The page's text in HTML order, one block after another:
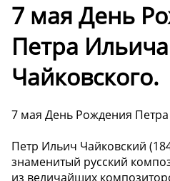
7 мая День
Петра Ильича
Чайковского.
7 мая День Рождения
Петр Ильич Чайковский
знаменитый русский
из величайших